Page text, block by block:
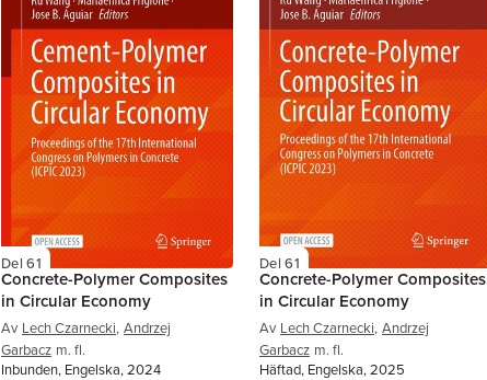
Del 61
Concrete-Polymer Composites
in Circular Economy
Av Lech Czarnecki, Andrzej
Garbacz m. fl.
Inbunden, Engelska, 2024
Del 61
Concrete-Polymer Composites
in Circular Economy
Av Lech Czarnecki, Andrzej
Garbacz m. fl.
Häftad, Engelska, 2025